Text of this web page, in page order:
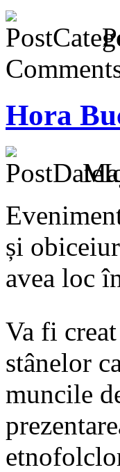
Hora
și
avea loc
Va fi
stânelor
muncile